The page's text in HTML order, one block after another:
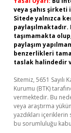
veya şahıs şirketi
Sitede yalnızca
taşımamakta
paylaşım
benzerlikleri
taslak halindedir
Sitemiz, 5651
Kurumu (BTK)
vermektedir. Bu
veya araştırma
yazdıkları
bu sorumluluğu